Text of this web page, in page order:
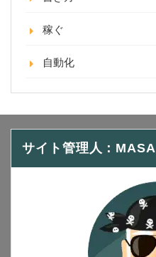
稼ぐ
自動化
サイト管理人：MASA